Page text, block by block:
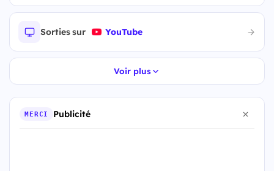
Sorties sur YouTube
Voir plus
MERCI Publicité